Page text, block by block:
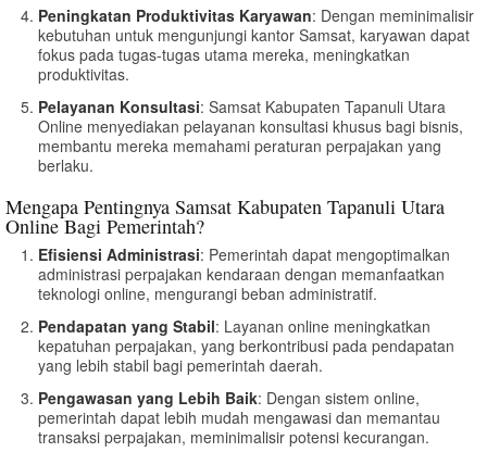
Peningkatan Produktivitas Karyawan: Dengan meminimalisir
kebutuhan untuk mengunjungi kantor Samsat, karyawan dapat
fokus pada tugas-tugas utama mereka, meningkatkan
produktivitas.
Pelayanan Konsultasi: Samsat Kabupaten Tapanuli Utara
Online menyediakan pelayanan konsultasi khusus bagi bisnis,
membantu mereka memahami peraturan perpajakan yang
berlaku.
Mengapa Pentingnya Samsat Kabupaten Tapanuli Utara
Online Bagi Pemerintah?
Efisiensi Administrasi: Pemerintah dapat mengoptimalkan
administrasi perpajakan kendaraan dengan memanfaatkan
teknologi online, mengurangi beban administratif.
Pendapatan yang Stabil: Layanan online meningkatkan
kepatuhan perpajakan, yang berkontribusi pada pendapatan
yang lebih stabil bagi pemerintah daerah.
Pengawasan yang Lebih Baik: Dengan sistem online,
pemerintah dapat lebih mudah mengawasi dan memantau
transaksi perpajakan, meminimalisir potensi kecurangan.